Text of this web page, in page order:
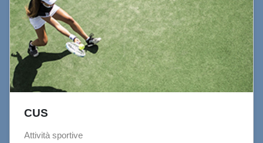
CUS
Attività sportive